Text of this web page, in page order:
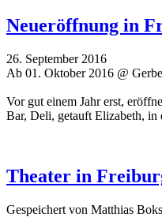
Neueröffnung in
26. September 2016
Ab 01. Oktober 2016 @
Vor gut einem Jahr erst,
Bar, Deli, getauft Elizabeth, in
Theater in
Gespeichert von Matthias